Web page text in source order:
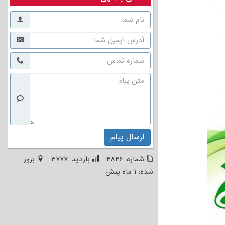
ارسال پیام
شماره: ۴۸۴۶ بازدید: ۳۷۷۷
بروز
شده: ۱ ماه پیش